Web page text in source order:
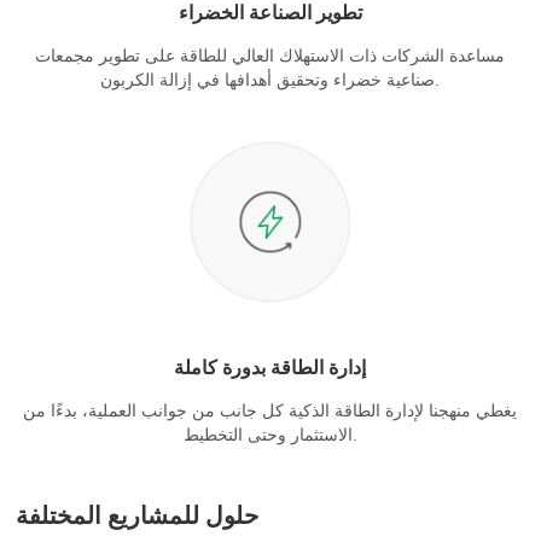
تطوير الصناعة الخضراء
مساعدة الشركات ذات الاستهلاك العالي للطاقة على تطوير مجمعات
إدارة الطاقة بدورة كاملة
يغطي منهجنا لإدارة الطاقة الذكية كل جانب من جوانب العملية، بدءًا من
الاستثمار وحتى التخطيط.
حلول للمشاريع المختلفة